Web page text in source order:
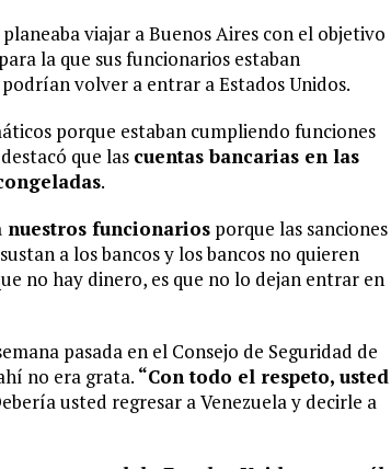
viajar a Buenos Aires con el objetivo
la que sus funcionarios estaban
volver a entrar a Estados Unidos.
porque estaban cumpliendo funciones
que las cuentas bancarias en las
.
nuestros funcionarios porque las sanciones
a los bancos y los bancos no quieren
no hay dinero, es que no lo dejan entrar en
pasada en el Consejo de Seguridad de
no era grata. “Con todo el respeto, usted
usted regresar a Venezuela y decirle a